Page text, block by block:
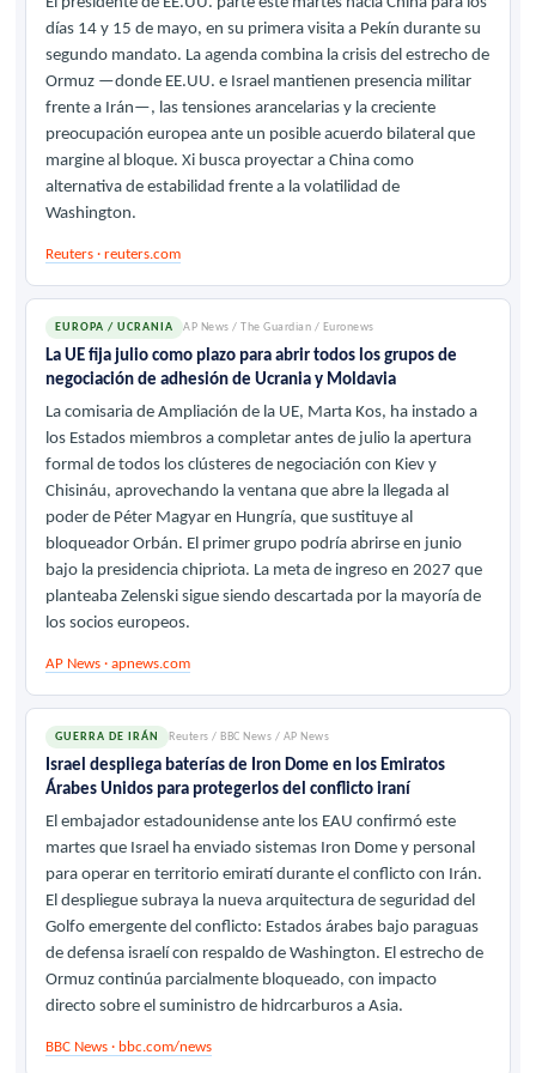
días 14 y 15 de mayo, en su primera visita a Pekín durante su
segundo mandato. La agenda combina la crisis del estrecho de
Ormuz —donde EE.UU. e Israel mantienen presencia militar
frente a Irán—, las tensiones arancelarias y la creciente
preocupación europea ante un posible acuerdo bilateral que
margine al bloque. Xi busca proyectar a China como
alternativa de estabilidad frente a la volatilidad de
Washington.
Reuters · reuters.com
EUROPA / UCRANIA AP News / The Guardian / Euronews
La UE fija julio como plazo para abrir todos los grupos de
negociación de adhesión de Ucrania y Moldavia
La comisaria de Ampliación de la UE, Marta Kos, ha instado a
los Estados miembros a completar antes de julio la apertura
formal de todos los clústeres de negociación con Kiev y
Chisináu, aprovechando la ventana que abre la llegada al
poder de Péter Magyar en Hungría, que sustituye al
bloqueador Orbán. El primer grupo podría abrirse en junio
bajo la presidencia chipriota. La meta de ingreso en 2027 que
planteaba Zelenski sigue siendo descartada por la mayoría de
los socios europeos.
AP News · apnews.com
GUERRA DE IRÁN Reuters / BBC News / AP News
Israel despliega baterías de Iron Dome en los Emiratos
Árabes Unidos para protegerlos del conflicto iraní
El embajador estadounidense ante los EAU confirmó este
martes que Israel ha enviado sistemas Iron Dome y personal
para operar en territorio emiratí durante el conflicto con Irán.
El despliegue subraya la nueva arquitectura de seguridad del
Golfo emergente del conflicto: Estados árabes bajo paraguas
de defensa israelí con respaldo de Washington. El estrecho de
Ormuz continúa parcialmente bloqueado, con impacto
directo sobre el suministro de hidrcarburos a Asia.
BBC News · bbc.com/news